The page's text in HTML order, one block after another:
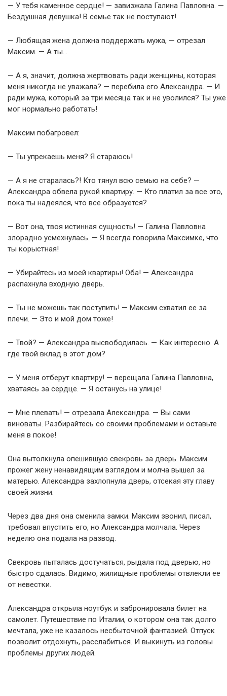
— У тебя каменное сердце! — завизжала Галина Павловна. —
Бездушная девушка! В семье так не поступают!
— Любящая жена должна поддержать мужа, — отрезал
Максим. — А ты…
— А я, значит, должна жертвовать ради женщины, которая
меня никогда не уважала? — перебила его Александра. — И
ради мужа, который за три месяца так и не уволился? Ты уже
мог нормально работать!
Максим побагровел:
— Ты упрекаешь меня? Я стараюсь!
— А я не старалась?! Кто тянул всю семью на себе? —
Александра обвела рукой квартиру. — Кто платил за все это,
пока ты надеялся, что все образуется?
— Вот она, твоя истинная сущность! — Галина Павловна
злорадно усмехнулась. — Я всегда говорила Максимке, что
ты корыстная!
— Убирайтесь из моей квартиры! Оба! — Александра
распахнула входную дверь.
— Ты не можешь так поступить! — Максим схватил ее за
плечи. — Это и мой дом тоже!
— Твой? — Александра высвободилась. — Как интересно. А
где твой вклад в этот дом?
— У меня отберут квартиру! — верещала Галина Павловна,
хватаясь за сердце. — Я останусь на улице!
— Мне плевать! — отрезала Александра. — Вы сами
виноваты. Разбирайтесь со своими проблемами и оставьте
меня в покое!
Она вытолкнула опешившую свекровь за дверь. Максим
прожег жену ненавидящим взглядом и молча вышел за
матерью. Александра захлопнула дверь, отсекая эту главу
своей жизни.
Через два дня она сменила замки. Максим звонил, писал,
требовал впустить его, но Александра молчала. Через
неделю она подала на развод.
Свекровь пыталась достучаться, рыдала под дверью, но
быстро сдалась. Видимо, жилищные проблемы отвлекли ее
от невестки.
Александра открыла ноутбук и забронировала билет на
самолет. Путешествие по Италии, о котором она так долго
мечтала, уже не казалось несбыточной фантазией. Отпуск
позволит отдохнуть, расслабиться. И выкинуть из головы
проблемы других людей.